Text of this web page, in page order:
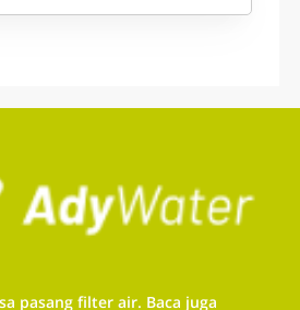
pasang filter air. Baca juga